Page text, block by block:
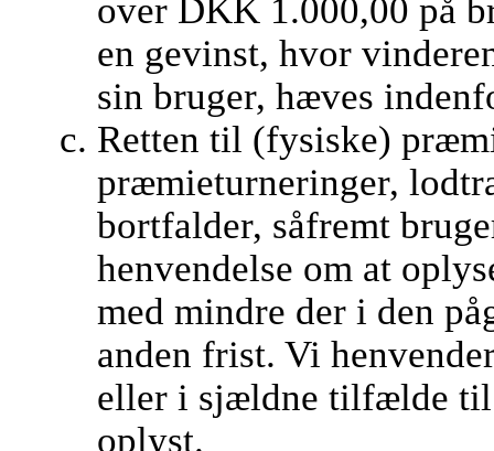
over DKK 1.000,00 på
en gevinst, hvor
sin bruger, hæves
Retten til (fysiske)
præmieturneringer,
bortfalder, såfremt
henvendelse om at
med mindre der i den
anden frist. Vi
eller i sjældne tilfælde til
oplyst.